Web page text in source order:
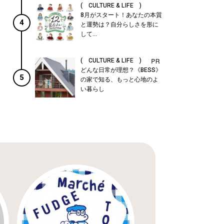
4
( CULTURE & LIFE )
8月がスタート！あなたの本質
と運勢は？自分らしさを形に
して...
5
( CULTURE & LIFE )
どんな日常が理想？《BESS》
の家で知る、もっと心地のよ
い暮らし